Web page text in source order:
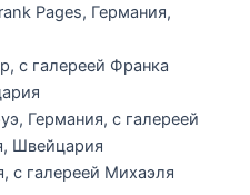
Pages, Германия,
с галереей Франка
Германия, с галереей
Швейцария
с галереей Михаэля